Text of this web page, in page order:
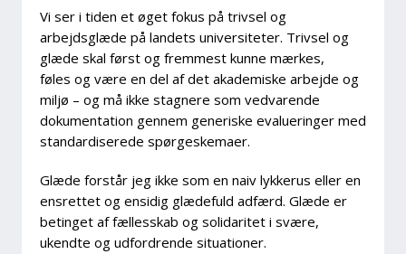
Vi ser i tiden et øget fokus på trivsel og
arbejdsglæde på landets universiteter. Trivsel og
glæde skal først og fremmest kunne mærkes,
føles og være en del af det akademiske arbejde og
miljø – og må ikke stagnere som vedvarende
dokumentation gennem generiske evalueringer med
standardiserede spørgeskemaer.
Glæde forstår jeg ikke som en naiv lykkerus eller en
ensrettet og ensidig glædefuld adfærd. Glæde er
betinget af fællesskab og solidaritet i svære,
ukendte og udfordrende situationer.